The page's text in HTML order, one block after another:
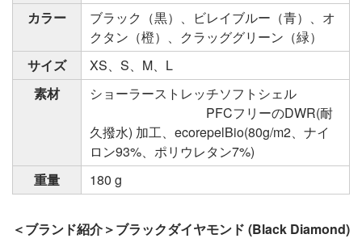
カラー
ブラック（黒）、ビレイブルー（青）、オ
クタン（橙）、クラッググリーン（緑）
サイズ
XS、S、M、L
素材
ショーラーストレッチソフトシェル
PFCフリーのDWR(耐
久撥水) 加工、ecorepelBio(80g/m2、ナイ
ロン93%、ポリウレタン7%)
重量
180 g
＜ブランド紹介＞ブラックダイヤモンド (Black Diamond)